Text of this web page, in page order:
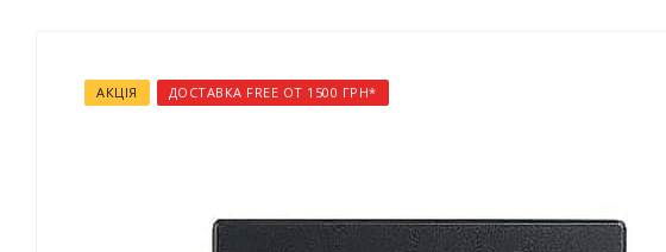
АКЦІЯ ДОСТАВКА FREE ОТ 1500 ГРН*